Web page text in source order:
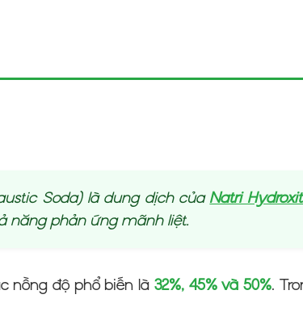
Soda) là dung dịch của Natri
năng phản ứng mãnh liệt.
nồng độ phổ biến là 32%, 45% và 50%.